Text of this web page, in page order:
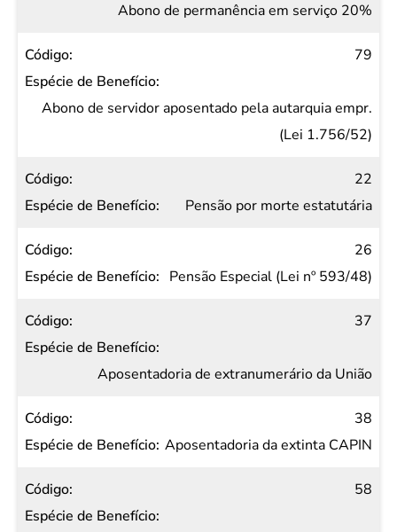
Abono de permanência em serviço 20%
79
Abono de servidor aposentado pela autarquia empr.
(Lei 1.756/52)
22
Pensão por morte estatutária
26
Pensão Especial (Lei nº 593/48)
37
Aposentadoria de extranumerário da União
38
Aposentadoria da extinta CAPIN
58